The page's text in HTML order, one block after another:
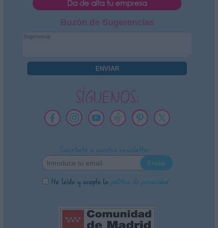
Da de alta tu empresa
Buzón de Sugerencias
SÍGUENOS:
Suscríbete a nuestra newsletter
He leído y acepto la política de privacidad